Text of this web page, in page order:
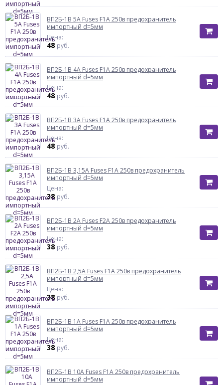
ВП2Б-1В 5А Fuses F1A 250в предохранитель
импортный d=5мм
Цена:
48 руб.
ВП2Б-1В 4А Fuses F1A 250в предохранитель
импортный d=5мм
Цена:
48 руб.
ВП2Б-1В 3А Fuses F1A 250в предохранитель
импортный d=5мм
Цена:
48 руб.
ВП2Б-1В 3,15А Fuses F1A 250в предохранитель
импортный d=5мм
Цена:
38 руб.
ВП2Б-1В 2А Fuses F2A 250в предохранитель
импортный d=5мм
Цена:
38 руб.
ВП2Б-1В 2,5А Fuses F1A 250в предохранитель
импортный d=5мм
Цена:
38 руб.
ВП2Б-1В 1А Fuses F1A 250в предохранитель
импортный d=5мм
Цена:
38 руб.
ВП2Б-1В 10А Fuses F1A 250в предохранитель
импортный d=5мм